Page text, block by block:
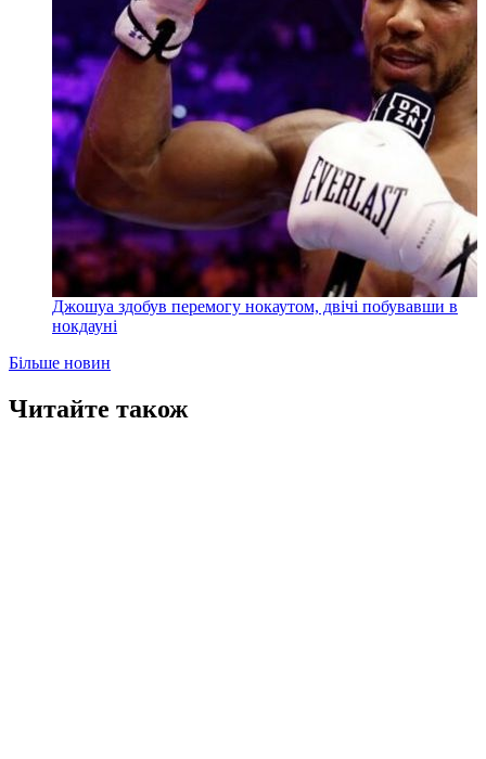
Джошуа здобув перемогу нокаутом, двічі побувавши в
нокдауні
Більше новин
Читайте також